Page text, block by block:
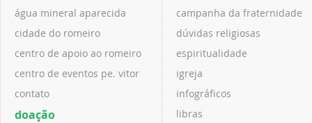
água mineral aparecida
cidade do romeiro
centro de apoio ao romeiro
centro de eventos pe. vitor
contato
doação
campanha da fraternidade
dúvidas religiosas
espiritualidade
igreja
infográficos
libras